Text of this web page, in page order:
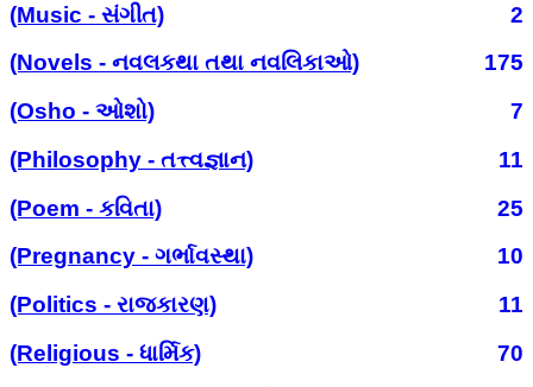
(Music - સંગીત)
2
(Novels - નવલકથા તથા નવલિકાઓ)
175
(Osho - ઓશો)
7
(Philosophy - તત્ત્વજ્ઞાન)
11
(Poem - કવિતા)
25
(Pregnancy - ગર્ભાવસ્થા)
10
(Politics - રાજકારણ)
11
(Religious - ધાર્મિક)
70